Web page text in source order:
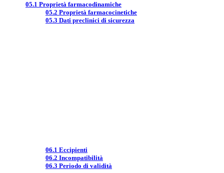
05.1 Proprietà farmacodinamiche
05.2 Proprietà farmacocinetiche
05.3 Dati preclinici di sicurezza
06.1 Eccipienti
06.2 Incompatibilità
06.3 Periodo di validità